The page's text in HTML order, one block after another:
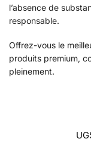
l’absence de
responsable.
Offrez-vous le
produits premium,
pleinement.